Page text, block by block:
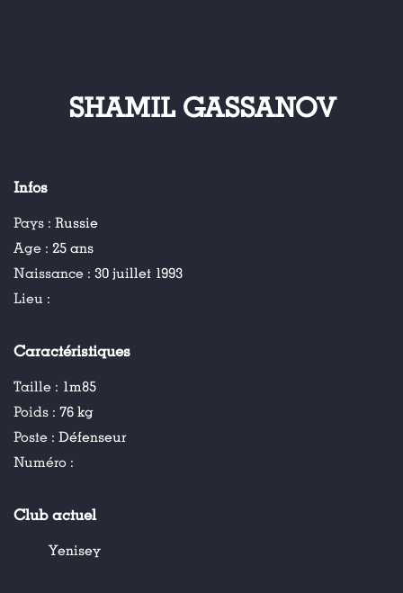
SHAMIL GASSANOV
Infos
Pays : Russie
Age : 25 ans
Naissance : 30 juillet 1993
Lieu :
Caractéristiques
Taille : 1m85
Poids : 76 kg
Poste : Défenseur
Numéro :
Club actuel
Yenisey